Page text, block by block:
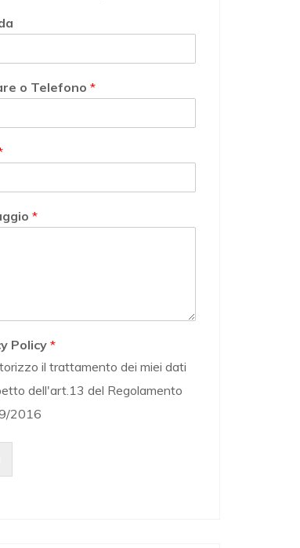
o Telefono *
*
Policy *
il trattamento dei miei dati
dell'art.13 del Regolamento
2016